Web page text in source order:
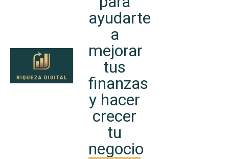
ayudarte
a
mejorar
tus
finanzas
y hacer
crecer
tu
negocio